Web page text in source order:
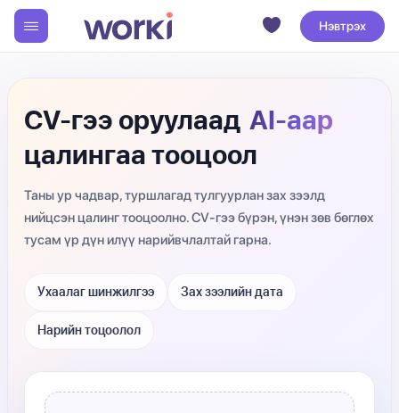
Нэвтрэх
CV-гээ оруулаад AI-аар
цалингаа тооцоол
Таны ур чадвар, туршлагад тулгуурлан зах зээлд
нийцсэн цалинг тооцоолно. CV-гээ бүрэн, үнэн зөв бөглөх
тусам үр дүн илүү нарийвчлалтай гарна.
Ухаалаг шинжилгээ Зах зээлийн дата
Нарийн тоцоолол